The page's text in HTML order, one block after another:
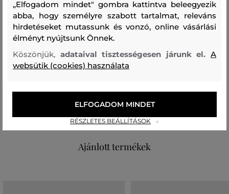
Szezon: FW24
Termék kódja
G79879020-624-PC-B42-0
Összetétel
felső anyag
POLIAMID
Ajánlott termékek
„Elfogadom mindet" gombra kattintva beleegyezik
abba, hogy személyre szabott tartalmat, releváns
hirdetéseket mutassunk és vonzó, online vásárlási
élményt nyújtsunk Önnek.
Köszönjük, adataival tisztességesen járunk el.A
websütik (cookies) használata
RÉSZLETES BEÁLLÍTÁSOK
ELFOGADOM MINDET